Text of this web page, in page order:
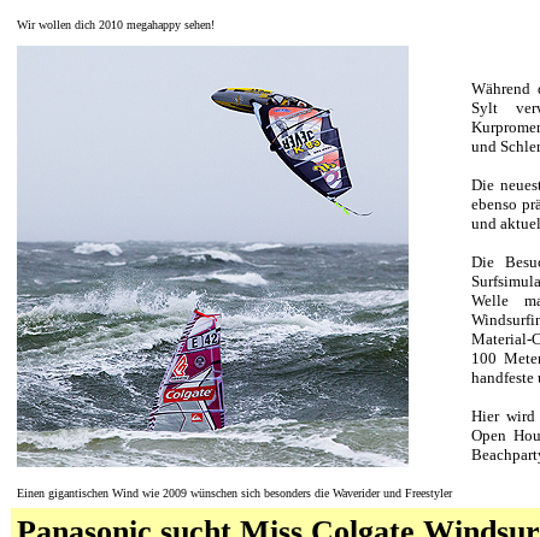
Wir wollen dich 2010 megahappy sehen!
Einen gigantischen Wind wie 2009 wünschen sich besonders die Waverider und Freestyler
Während
Sylt
und
Die
ebenso
und
Die
Welle
Material-
100
Hier wird
Open